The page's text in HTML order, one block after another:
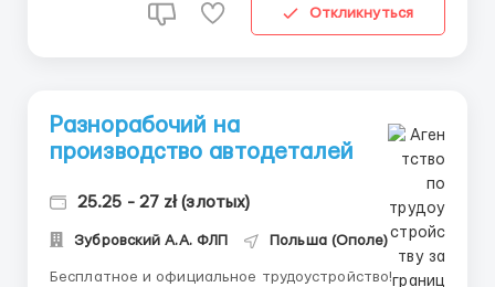
Откликнуться
Разнорабочий на
производство автодеталей
25.25 - 27 zł (злотых)
Зубровский А.А. ФЛП Польша (Ополе)
Бесплатное и официальное трудоустройство!